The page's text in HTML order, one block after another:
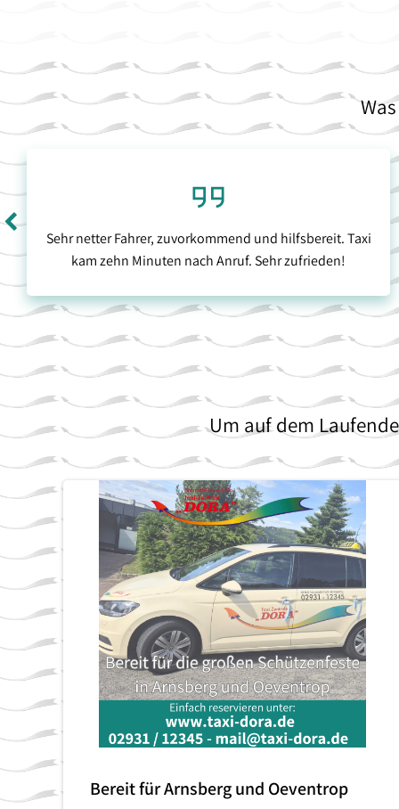
Sehr netter Fahrer, zuvorkommend und hilfsbereit. Taxi
kam zehn Minuten nach Anruf. Sehr zufrieden!
Um auf dem
Bereit für Arnsberg und Oeventrop